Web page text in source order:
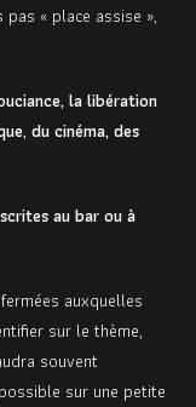
pas « place assise »,
la libération
du cinéma, des
au bar ou à
auxquelles
sur le thème,
souvent
sur une petite